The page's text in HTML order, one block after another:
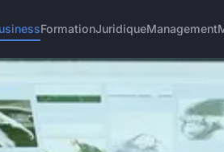
FormationJuridiqueManagement